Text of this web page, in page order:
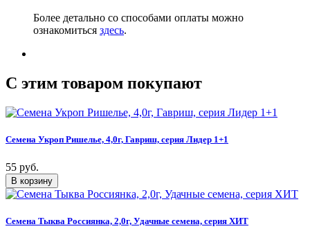
Более детально со способами оплаты можно
ознакомиться здесь.
C этим товаром покупают
Семена Укроп Ришелье, 4,0г, Гавриш, серия Лидер 1+1
55 руб.
Семена Тыква Россиянка, 2,0г, Удачные семена, серия ХИТ